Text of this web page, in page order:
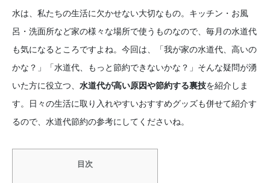
水は、私たちの生活に欠かせない大切なもの。キッチン・お風
呂・洗面所など家の様々な場所で使うものなので、毎月の水道代
も気になるところですよね。今回は、「我が家の水道代、高いの
かな？」「水道代、もっと節約できないかな？」そんな疑問が湧
いた方に役立つ、 水道代が高い原因や節約する裏技を紹介しま
す。日々の生活に取り入れやすいおすすめグッズも併せて紹介す
るので、水道代節約の参考にしてくださいね。
目次